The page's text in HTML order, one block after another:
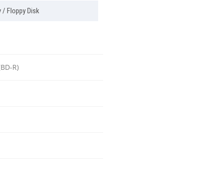
/ Floppy Disk
R)